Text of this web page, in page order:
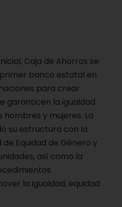
Caja de Ahorros se
banco estatal en
para crear
garanticen la igualdad
y mujeres. La
su estructura con la
Equidad de Género y
así como la
la igualdad, equidad